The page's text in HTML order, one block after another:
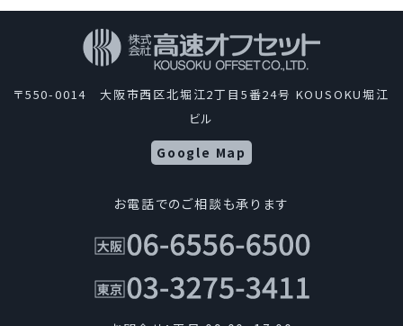
〒550-0014 大阪市西区北堀江2丁目5番24号 KOUSOKU堀江
ビル
Google Map
お電話でのご相談も承ります